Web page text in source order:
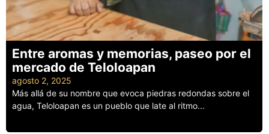
Entre aromas y memorias, paseo por el
mercado de Teloloapan
agosto 2, 2025
Más allá de su nombre que evoca piedras redondas sobre el
agua, Teloloapan es un pueblo que late al ritmo...